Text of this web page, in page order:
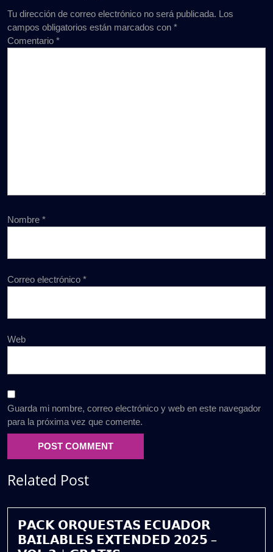
Tu dirección de correo electrónico no será publicada. Los
campos obligatorios están marcados con *
Comentario *
Nombre *
Correo electrónico *
Web
Guarda mi nombre, correo electrónico y web en este navegador
para la próxima vez que comente.
Related Post
𝗣𝗔𝗖𝗞 𝗢𝗥𝗤𝗨𝗘𝗦𝗧𝗔𝗦 𝗘𝗖𝗨𝗔𝗗𝗢𝗥
𝗕𝗔𝗜𝗟𝗔𝗕𝗟𝗘𝗦 𝗘𝗫𝗧𝗘𝗡𝗗𝗘𝗗 𝟮𝟬𝟮𝟱 –